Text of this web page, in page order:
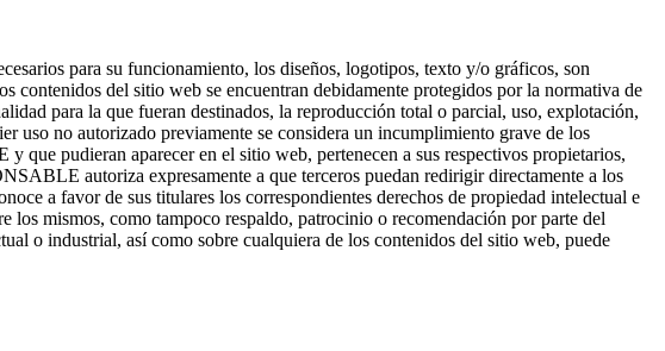
para su funcionamiento, los diseños, logotipos, texto y/o gráficos, son
del sitio web se encuentran debidamente protegidos por la normativa de
para la que fueran destinados, la reproducción total o parcial, uso, explotación,
no autorizado previamente se considera un incumplimiento grave de los
pudieran aparecer en el sitio web, pertenecen a sus respectivos propietarios,
autoriza expresamente a que terceros puedan redirigir directamente a los
a favor de sus titulares los correspondientes derechos de propiedad intelectual e
mismos, como tampoco respaldo, patrocinio o recomendación por parte del
o industrial, así como sobre cualquiera de los contenidos del sitio web, puede